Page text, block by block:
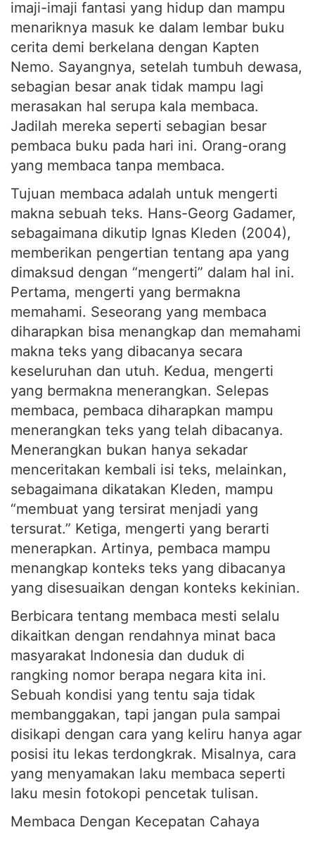
menariknya masuk ke dalam lembar buku
cerita demi berkelana dengan Kapten
Nemo. Sayangnya, setelah tumbuh dewasa,
sebagian besar anak tidak mampu lagi
merasakan hal serupa kala membaca.
Jadilah mereka seperti sebagian besar
pembaca buku pada hari ini. Orang-orang
yang membaca tanpa membaca.
Tujuan membaca adalah untuk mengerti
makna sebuah teks. Hans-Georg Gadamer,
sebagaimana dikutip Ignas Kleden (2004),
memberikan pengertian tentang apa yang
dimaksud dengan “mengerti” dalam hal ini.
Pertama, mengerti yang bermakna
memahami. Seseorang yang membaca
diharapkan bisa menangkap dan memahami
makna teks yang dibacanya secara
keseluruhan dan utuh. Kedua, mengerti
yang bermakna menerangkan. Selepas
membaca, pembaca diharapkan mampu
menerangkan teks yang telah dibacanya.
Menerangkan bukan hanya sekadar
menceritakan kembali isi teks, melainkan,
sebagaimana dikatakan Kleden, mampu
“membuat yang tersirat menjadi yang
tersurat.” Ketiga, mengerti yang berarti
menerapkan. Artinya, pembaca mampu
menangkap konteks teks yang dibacanya
yang disesuaikan dengan konteks kekinian.
Berbicara tentang membaca mesti selalu
dikaitkan dengan rendahnya minat baca
masyarakat Indonesia dan duduk di
rangking nomor berapa negara kita ini.
Sebuah kondisi yang tentu saja tidak
membanggakan, tapi jangan pula sampai
disikapi dengan cara yang keliru hanya agar
posisi itu lekas terdongkrak. Misalnya, cara
yang menyamakan laku membaca seperti
laku mesin fotokopi pencetak tulisan.
Membaca Dengan Kecepatan Cahaya
Teknologi maju telah membuat kehidupan